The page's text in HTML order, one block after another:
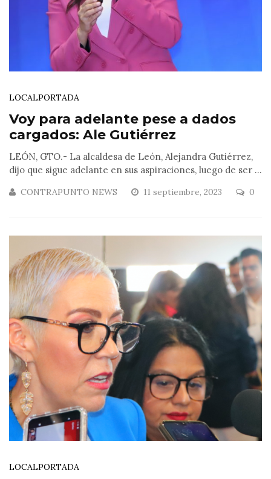
LOCALPORTADA
Voy para adelante pese a dados
cargados: Ale Gutiérrez
LEÓN, GTO.- La alcaldesa de León, Alejandra Gutiérrez,
dijo que sigue adelante en sus aspiraciones, luego de ser ...
CONTRAPUNTO NEWS 11 septiembre, 2023 0
LOCALPORTADA